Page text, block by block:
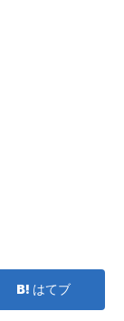
はてブ